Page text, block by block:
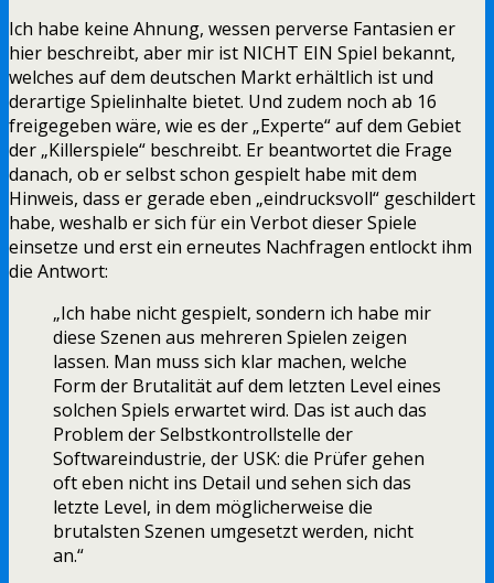
Ich habe keine Ahnung, wessen perverse Fantasien er
hier beschreibt, aber mir ist NICHT EIN Spiel bekannt,
welches auf dem deutschen Markt erhältlich ist und
derartige Spielinhalte bietet. Und zudem noch ab 16
freigegeben wäre, wie es der „Experte“ auf dem Gebiet
der „Killerspiele“ beschreibt. Er beantwortet die Frage
danach, ob er selbst schon gespielt habe mit dem
Hinweis, dass er gerade eben „eindrucksvoll“ geschildert
habe, weshalb er sich für ein Verbot dieser Spiele
einsetze und erst ein erneutes Nachfragen entlockt ihm
die Antwort:
„Ich habe nicht gespielt, sondern ich habe mir
diese Szenen aus mehreren Spielen zeigen
lassen. Man muss sich klar machen, welche
Form der Brutalität auf dem letzten Level eines
solchen Spiels erwartet wird. Das ist auch das
Problem der Selbstkontrollstelle der
Softwareindustrie, der USK: die Prüfer gehen
oft eben nicht ins Detail und sehen sich das
letzte Level, in dem möglicherweise die
brutalsten Szenen umgesetzt werden, nicht
an.“